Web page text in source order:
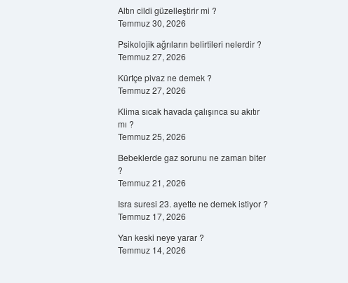
Altın cildi güzelleştirir mi ?
Temmuz 30, 2026
Psikolojik ağrıların belirtileri nelerdir ?
Temmuz 27, 2026
Kürtçe pivaz ne demek ?
Temmuz 27, 2026
Klima sıcak havada çalışınca su akıtır
mı ?
Temmuz 25, 2026
Bebeklerde gaz sorunu ne zaman biter
?
Temmuz 21, 2026
Isra suresi 23. ayette ne demek istiyor ?
Temmuz 17, 2026
Yan keski neye yarar ?
Temmuz 14, 2026